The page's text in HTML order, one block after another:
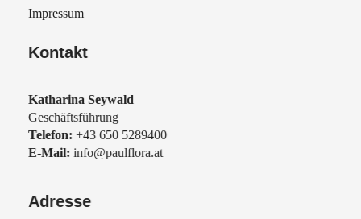
Impressum
Kontakt
Katharina Seywald
Geschäftsführung
Telefon: +43 650 5289400
E-Mail: info@paulflora.at
Adresse